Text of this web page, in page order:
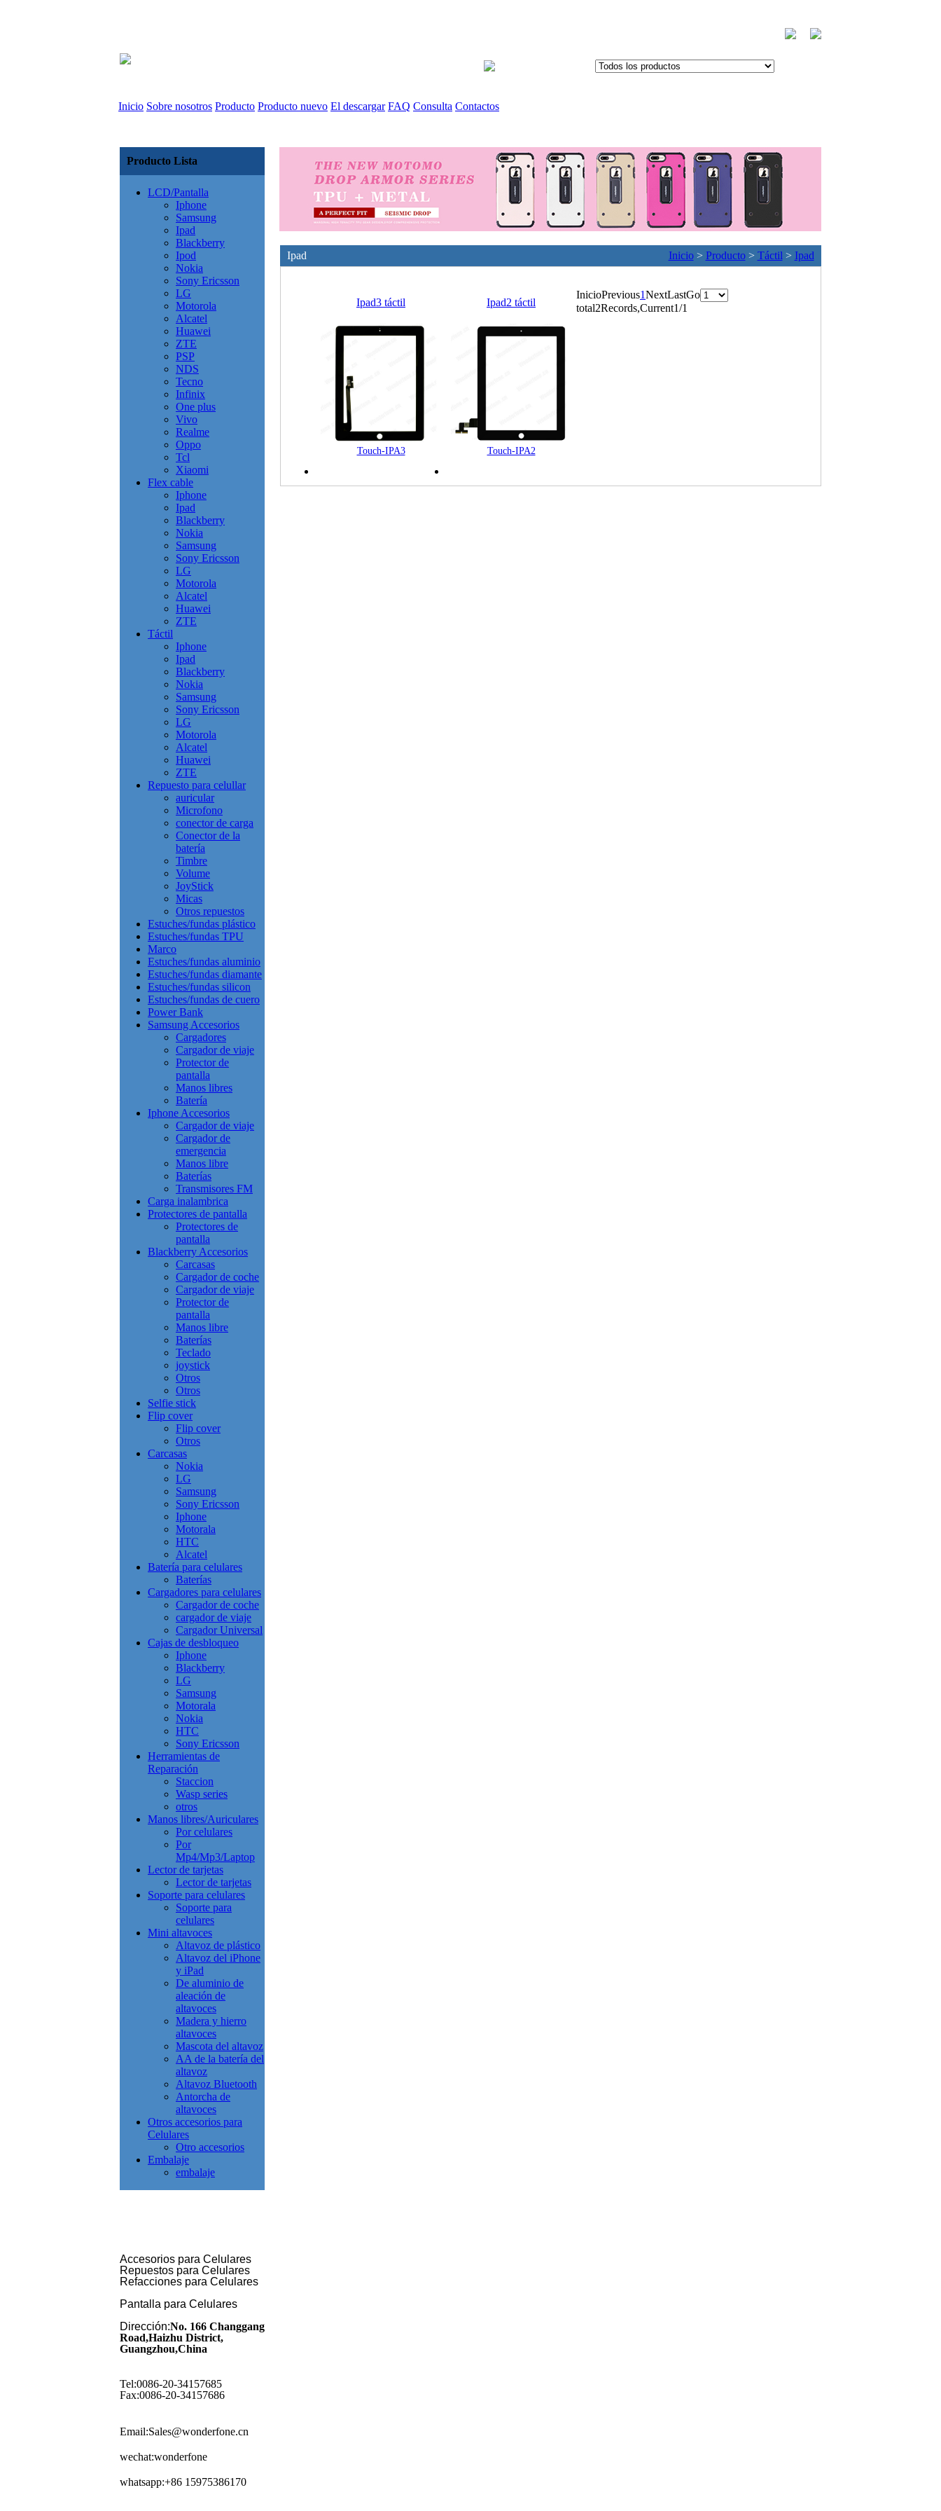
Inicio Sobre nosotros Producto Producto nuevo El descargar FAQ Consulta Contactos
Producto Lista
LCD/Pantalla
Iphone
Samsung
Ipad
Blackberry
Ipod
Nokia
Sony Ericsson
LG
Motorola
Alcatel
Huawei
ZTE
PSP
NDS
Tecno
Infinix
One plus
Vivo
Realme
Oppo
Tcl
Xiaomi
Flex cable
Iphone
Ipad
Blackberry
Nokia
Samsung
Sony Ericsson
LG
Motorola
Alcatel
Huawei
ZTE
Táctil
Iphone
Ipad
Blackberry
Nokia
Samsung
Sony Ericsson
LG
Motorola
Alcatel
Huawei
ZTE
Repuesto para celullar
auricular
Microfono
conector de carga
Conector de la
batería
Timbre
Volume
JoyStick
Micas
Otros repuestos
Estuches/fundas plástico
Estuches/fundas TPU
Marco
Estuches/fundas aluminio
Estuches/fundas diamante
Estuches/fundas silicon
Estuches/fundas de cuero
Power Bank
Samsung Accesorios
Cargadores
Cargador de viaje
Protector de
pantalla
Manos libres
Batería
Iphone Accesorios
Cargador de viaje
Cargador de
emergencia
Manos libre
Baterías
Transmisores FM
Carga inalambrica
Protectores de pantalla
Protectores de
pantalla
Blackberry Accesorios
Carcasas
Cargador de coche
Cargador de viaje
Protector de
pantalla
Manos libre
Baterías
Teclado
joystick
Otros
Otros
Selfie stick
Flip cover
Flip cover
Otros
Carcasas
Nokia
LG
Samsung
Sony Ericsson
Iphone
Motorala
HTC
Alcatel
Batería para celulares
Baterías
Cargadores para celulares
Cargador de coche
cargador de viaje
Cargador Universal
Cajas de desbloqueo
Iphone
Blackberry
LG
Samsung
Motorala
Nokia
HTC
Sony Ericsson
Herramientas de
Reparación
Staccion
Wasp series
otros
Manos libres/Auriculares
Por celulares
Por
Mp4/Mp3/Laptop
Lector de tarjetas
Lector de tarjetas
Soporte para celulares
Soporte para
celulares
Mini altavoces
Altavoz de plástico
Altavoz del iPhone
y iPad
De aluminio de
aleación de
altavoces
Madera y hierro
altavoces
Mascota del altavoz
AA de la batería del
altavoz
Altavoz Bluetooth
Antorcha de
altavoces
Otros accesorios para
Celulares
Otro accesorios
Embalaje
embalaje
Accesorios para Celulares
Repuestos para Celulares
Refacciones para Celulares
Pantalla para Celulares
Dirección:No. 166 Changgang
Road,Haizhu District,
Guangzhou,China
Tel:0086-20-34157685
Fax:0086-20-34157686
Email:Sales@wonderfone.cn
wechat:wonderfone
whatsapp:+86 15975386170
Ipad Inicio> Producto> Táctil > Ipad
Ipad3 táctil
Touch-IPA3
Ipad2 táctil
Touch-IPA2
InicioPrevious1NextLastGo
total2Records,Current1/1